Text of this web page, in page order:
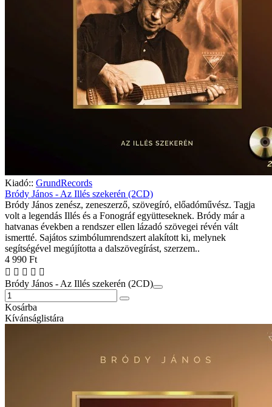
Kiadó:: GrundRecords
Bródy János - Az Illés szekerén (2CD)
Bródy János zenész, zeneszerző, szövegíró, előadóművész. Tagja
volt a legendás Illés és a Fonográf együtteseknek. Bródy már a
hatvanas években a rendszer ellen lázadó szövegei révén vált
ismertté. Sajátos szimbólumrendszert alakított ki, melynek
segítségével megújította a dalszövegírást, szerzem..
4 990 Ft
Bródy János - Az Illés szekerén (2CD)
Kosárba
Kívánságlistára